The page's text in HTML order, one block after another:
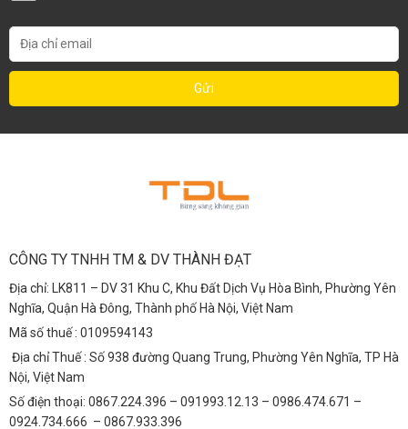
CÔNG TY TNHH TM & DV THÀNH ĐẠT
Địa chỉ: LK811 – DV 31 Khu C, Khu Đất Dịch Vụ Hòa Bình, Phường Yên
Nghĩa, Quận Hà Đông, Thành phố Hà Nội, Việt Nam
Mã số thuế : 0109594143
Địa chỉ Thuế : Số 938 đường Quang Trung, Phường Yên Nghĩa, TP Hà
Nội, Việt Nam
Số điện thoại: 0867.224.396 – 091993.12.13 – 0986.474.671 –
0924.734.666 – 0867.933.396